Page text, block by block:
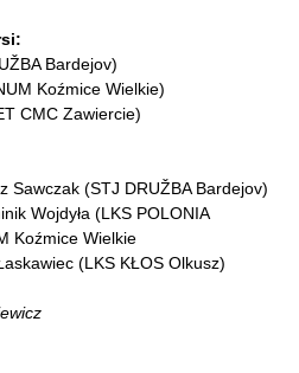
Bardejov)
Koźmice Wielkie)
CMC Zawiercie)
Sawczak (STJ DRUŽBA Bardejov)
Wojdyła (LKS POLONIA
Koźmice Wielkie
(LKS KŁOS Olkusz)